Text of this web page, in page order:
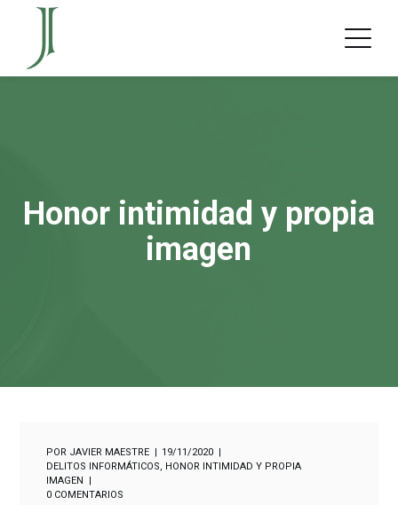
Honor intimidad y propia
imagen
POR JAVIER MAESTRE
19/11/2020
DELITOS INFORMÁTICOS, HONOR INTIMIDAD Y PROPIA
IMAGEN
0 COMENTARIOS